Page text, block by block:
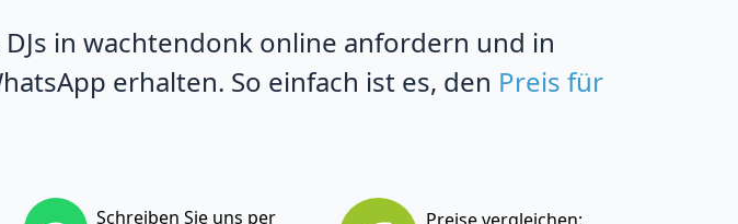
in wachtendonk online anfordern und in
erhalten. So einfach ist es, den Preis für
Schreiben Sie uns per